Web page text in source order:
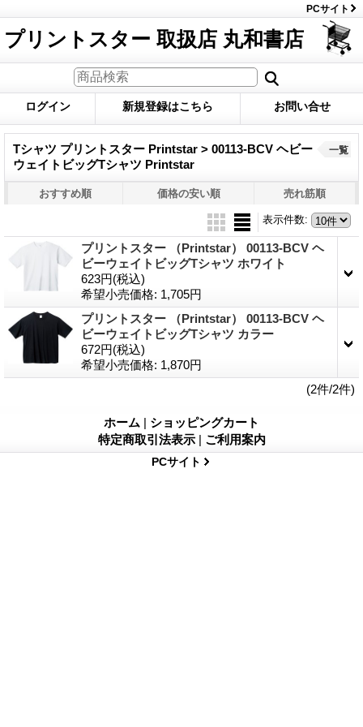
PCサイト
プリントスター 取扱店 丸和書店
ログイン 新規登録はこちら お問い合せ
Tシャツ プリントスター Printstar > 00113-BCV ヘビー
ウェイトビッグTシャツ Printstar
一覧
おすすめ順 価格の安い順 売れ筋順
表示件数:
プリントスター （Printstar） 00113-BCV ヘ
ビーウェイトビッグTシャツ ホワイト
623円(税込)
希望小売価格: 1,705円
プリントスター （Printstar） 00113-BCV ヘ
ビーウェイトビッグTシャツ カラー
672円(税込)
希望小売価格: 1,870円
(2件/2件)
ホーム | ショッピングカート
特定商取引法表示 | ご利用案内
PCサイト